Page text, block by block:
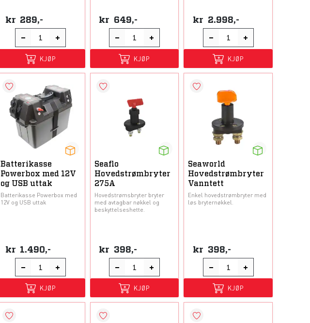
kr 289,-
KJØP
kr 649,-
KJØP
kr 2.998,-
KJØP
Batterikasse
Powerbox med 12V
og USB uttak
Batterikasse Powerbox med
12V og USB uttak
kr 1.490,-
KJØP
Seaflo
Hovedstrømbryter
275A
Hovedstrømsbryter bryter
med avtagbar nøkkel og
beskyttelseshette.
kr 398,-
KJØP
Seaworld
Hovedstrømbryter
Vanntett
Enkel hovedstrømbryter med
løs bryternøkkel.
kr 398,-
KJØP